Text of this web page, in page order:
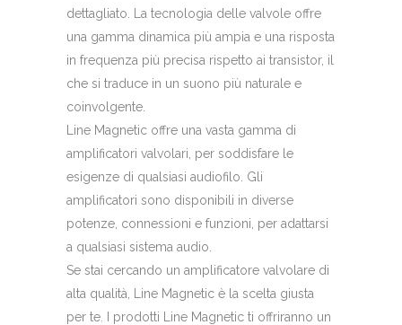
dettagliato. La tecnologia delle valvole offre
una gamma dinamica più ampia e una risposta
in frequenza più precisa rispetto ai transistor, il
che si traduce in un suono più naturale e
coinvolgente.
Line Magnetic offre una vasta gamma di
amplificatori valvolari, per soddisfare le
esigenze di qualsiasi audiofilo. Gli
amplificatori sono disponibili in diverse
potenze, connessioni e funzioni, per adattarsi
a qualsiasi sistema audio.
Se stai cercando un amplificatore valvolare di
alta qualità, Line Magnetic è la scelta giusta
per te. I prodotti Line Magnetic ti offriranno un